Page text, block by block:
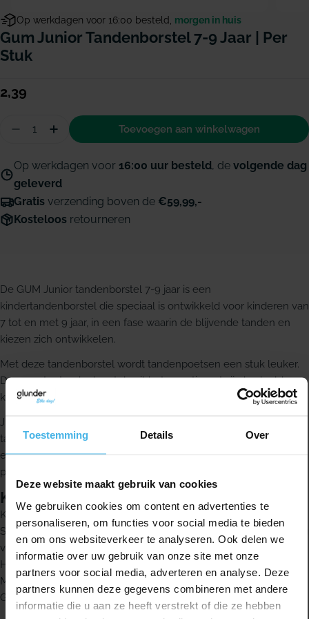
Toestemming Details Over
Deze website maakt gebruik van cookies
We gebruiken cookies om content en advertenties te
personaliseren, om functies voor social media te bieden
en om ons websiteverkeer te analyseren. Ook delen we
informatie over uw gebruik van onze site met onze
partners voor social media, adverteren en analyse. Deze
partners kunnen deze gegevens combineren met andere
informatie die u aan ze heeft verstrekt of die ze hebben
Op werkdagen voor 16:00 besteld, morgen in huis
Gum Junior Tandenborstel 7-9 Jaar | Per
Stuk
Normale
2,39
Hoeveelheid
Aantal verminderen voor GUM Junior
Hoeveelheid verhogen voor GUM Junior
Toevoegen aan winkelwagen
Op werkdagen voor 16:00 uur besteld, de volgende dag
geleverd
Gratis verzending boven de €59,99,-
Kosteloos retourneren
De GUM Junior tandenborstel 7-9 jaar is een
kindertandenborstel die speciaal is ontwikkeld voor kinderen van
7 tot en met 9 jaar, in een fase waarin de blijvende tanden en
kiezen zich ontwikkelen.
Met deze tandenborstel wordt tandenpoetsen een stuk leuker.
De monster tandenborstels uit het assortiment zijn bedoeld om
kinderen te motiveren om twee keer per dag goed te poetsen.
Juist in deze leeftijd is een goede poetsroutine belangrijk. Deze
tandenborstel sluit aan op de ontwikkeling van het kindergebit
en helpt kinderen om aandacht te besteden aan het goed
poetsen van hun tanden.
Kenmerken
Kindertandenborstel voor 7 tot en met 9 jaar
Speciaal ontwikkeld voor een belangrijke fase in de ontwikkeling
van blijvende tanden en kiezen
Helpt kinderen aan te moedigen om goed te poetsen
Maakt tandenpoetsen leuker door het monsterontwerp
Geschikt voor twee keer per dag poetsen